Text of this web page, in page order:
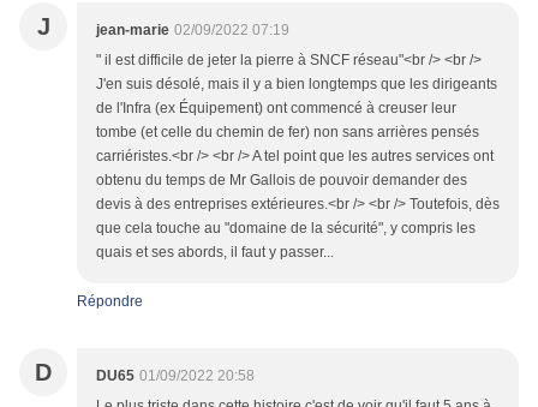
J jean-marie 02/09/2022 07:19
" il est difficile de jeter la pierre à SNCF réseau"<br /> <br />
J'en suis désolé, mais il y a bien longtemps que les dirigeants
de l'Infra (ex Équipement) ont commencé à creuser leur
tombe (et celle du chemin de fer) non sans arrières pensés
carriéristes.<br /> <br /> A tel point que les autres services ont
obtenu du temps de Mr Gallois de pouvoir demander des
devis à des entreprises extérieures.<br /> <br /> Toutefois, dès
que cela touche au "domaine de la sécurité", y compris les
quais et ses abords, il faut y passer...
Répondre
D DU65 01/09/2022 20:58